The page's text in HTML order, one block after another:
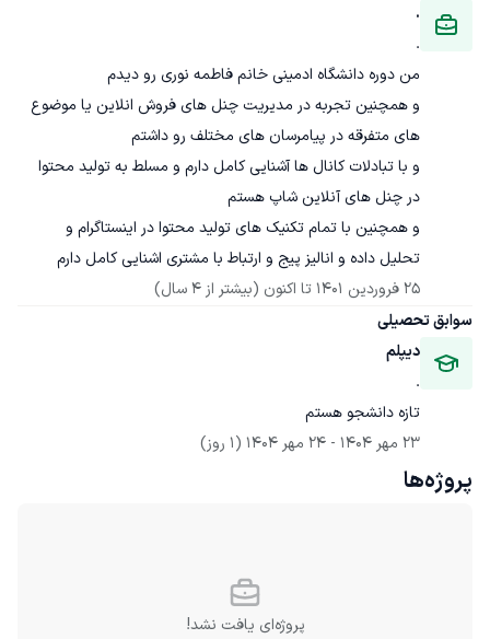
.
.
و همچنین تجربه در مدیریت چنل های فروش انلاین یا موضوع
و با تبادلات کانال ها آشنایی کامل دارم و مسلط به تولید محتوا
و همچنین با تمام تکنیک های تولید محتوا در اینستاگرام و
تحلیل داده و انالیز پیج و ارتباط با مشتری اشنایی کامل دارم
25 فروردین 1401
تا اکنون (بیشتر از 4 سال)
سوابق تحصیلی
دیپلم
.
تازه دانشجو هستم
23 مهر 1404
- 24 مهر 1404 (1 روز)
پروژه‌ها
پروژه‌ای یافت نشد!